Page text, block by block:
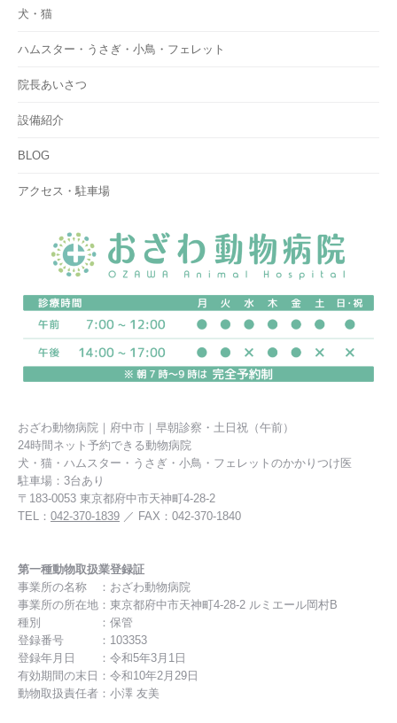
犬・猫
ハムスター・うさぎ・小鳥・フェレット
院長あいさつ
設備紹介
BLOG
アクセス・駐車場
おざわ動物病院｜府中市｜早朝診察・土日祝（午前）
24時間ネット予約できる動物病院
犬・猫・ハムスター・うさぎ・小鳥・フェレットのかかりつけ医
駐車場：3台あり
〒183-0053 東京都府中市天神町4-28-2
TEL： 042-370-1839 ／ FAX：042-370-1840
第一種動物取扱業登録証
事業所の名称 ：おざわ動物病院
事業所の所在地：東京都府中市天神町4-28-2 ルミエール岡村B
種別 ：保管
登録番号 ：103353
登録年月日 ：令和5年3月1日
有効期間の末日：令和10年2月29日
動物取扱責任者：小澤 友美